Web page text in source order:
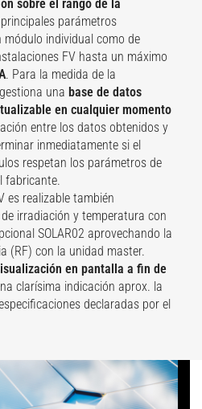
sobre el rango de la
parámetros
individual como de
FV hasta un máximo
. Para la medida de la
una base de datos
en cualquier momento
entre los datos obtenidos y
inmediatamente si el
respetan los parámetros de
fabricante.
es realizable también
irradiación y temperatura con
SOLAR02 aprovechando la
(RF) con la unidad master.
en pantalla a fin de
clarísima indicación aprox. la
declaradas por el